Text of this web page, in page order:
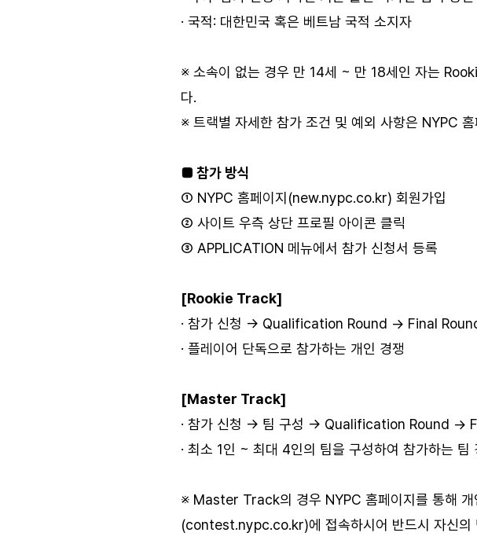
· 국적: 대한민국 혹은 베트남 국적 소지자
※ 소속이 없는 경우 만 14세 ~ 만 18세인 자는
다.
※ 트랙별 자세한 참가 조건 및 예외 사항은 NYPC
■ 참가 방식
① NYPC 홈페이지(new.nypc.co.kr) 회원가입
② 사이트 우측 상단 프로필 아이콘 클릭
③ APPLICATION 메뉴에서 참가 신청서 등록
[Rookie Track]
· 참가 신청 → Qualification Round → Final
· 플레이어 단독으로 참가하는 개인 경쟁
[Master Track]
· 참가 신청 → 팀 구성 → Qualification Round →
· 최소 1인 ~ 최대 4인의 팀을 구성하여 참가하는 팀
※ Master Track의 경우 NYPC 홈페이지를 통해 개
(contest.nypc.co.kr)에 접속하시어 반드시 자신의